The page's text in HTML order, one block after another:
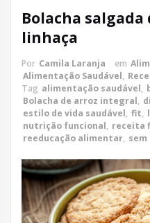
Bolacha salgada
linhaça
Por Camila Laranja em
Alimentação Saudável,
Tag alimentação saudável,
Bolacha de arroz integral,
estilo de vida saudável, fit,
nutrição funcional, receita
reeducação alimentar,